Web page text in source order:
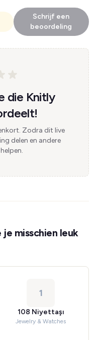
Schrijf een
beoordeling
die Knitly
Zodra dit live
delen en andere
misschien leuk
1
108 Niyettaşı
Jewelry & Watches